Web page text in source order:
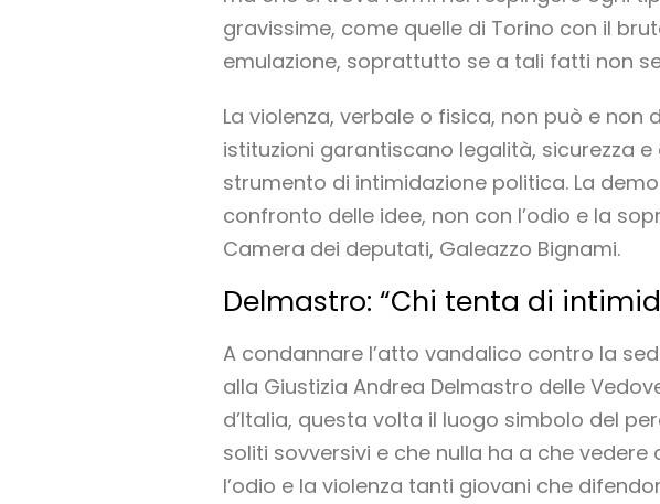
gravissime, come quelle di Torino con il
emulazione, soprattutto se a tali fatti non
La violenza, verbale o fisica, non può e
istituzioni garantiscano legalità, sicurezza
strumento di intimidazione politica. La
confronto delle idee, non con l’odio e la
Camera dei deputati, Galeazzo Bignami.
Delmastro: “Chi tenta di
A condannare l’atto vandalico contro la
alla Giustizia Andrea Delmastro delle
d’Italia, questa volta il luogo simbolo del
soliti sovversivi e che nulla ha a che
l’odio e la violenza tanti giovani che